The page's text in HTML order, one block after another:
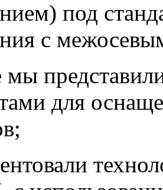
под
с
для